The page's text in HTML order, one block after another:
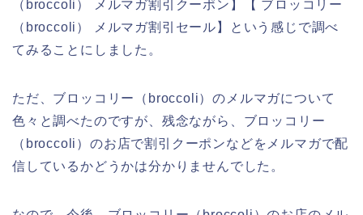
（broccoli） メルマガ割引クーポン】【 ブロッコリー
（broccoli） メルマガ割引セール】という感じで調べ
てみることにしました。
ただ、ブロッコリー（broccoli）のメルマガについて
色々と調べたのですが、残念ながら、ブロッコリー
（broccoli）のお店で割引クーポンなどをメルマガで配
信しているかどうかは分かりませんでした。